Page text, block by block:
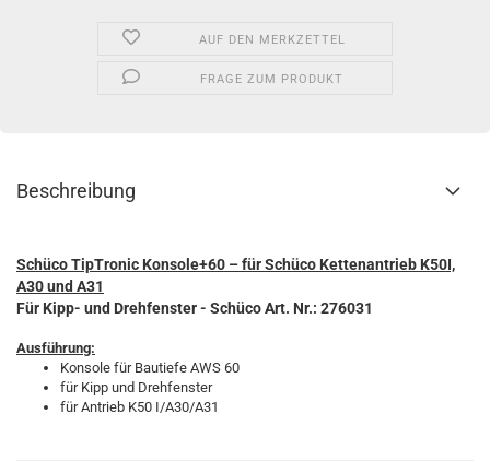
AUF DEN MERKZETTEL
FRAGE ZUM PRODUKT
Beschreibung
Schüco TipTronic Konsole+60 – für Schüco Kettenantrieb K50I,
A30 und A31
Für Kipp- und Drehfenster - Schüco Art. Nr.: 276031
Ausführung:
Konsole für Bautiefe AWS 60
für Kipp und Drehfenster
für Antrieb K50 I/A30/A31